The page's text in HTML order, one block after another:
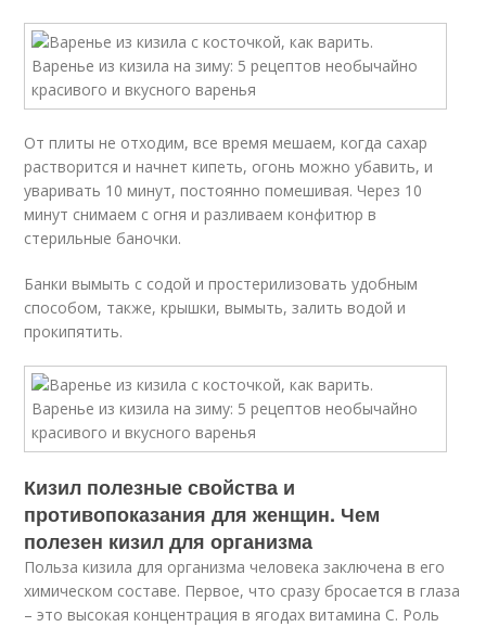
От плиты не отходим, все время мешаем, когда сахар
растворится и начнет кипеть, огонь можно убавить, и
уваривать 10 минут, постоянно помешивая. Через 10
минут снимаем с огня и разливаем конфитюр в
стерильные баночки.
Банки вымыть с содой и простерилизовать удобным
способом, также, крышки, вымыть, залить водой и
прокипятить.
Кизил полезные свойства и
противопоказания для женщин. Чем
полезен кизил для организма
Польза кизила для организма человека заключена в его
химическом составе. Первое, что сразу бросается в глаза
– это высокая концентрация в ягодах витамина С. Роль